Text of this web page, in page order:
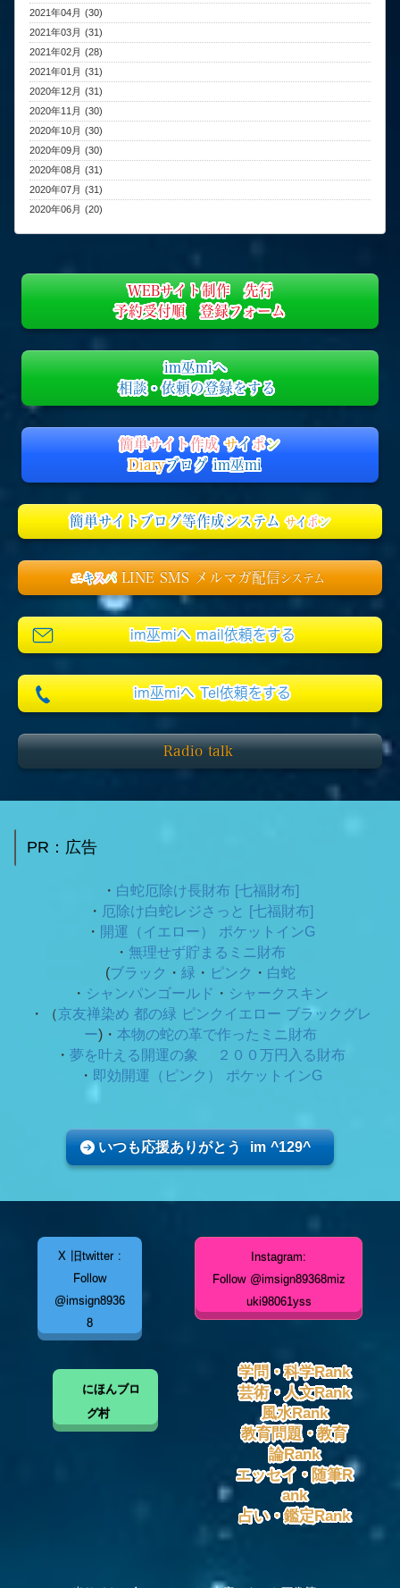
2021年04月 (30)
2021年03月 (31)
2021年02月 (28)
2021年01月 (31)
2020年12月 (31)
2020年11月 (30)
2020年10月 (30)
2020年09月 (30)
2020年08月 (31)
2020年07月 (31)
2020年06月 (20)
WEBサイト制作 先行
予約受付順 登録フォーム
im巫miへ
相談・依頼の登録をする
簡単サイト作成サイポン
Diaryブログ im巫mi
簡単サイトブログ等作成システム サイポン
エキスパ LINE SMS メルマガ配信システム
im巫miへ mail依頼をする
im巫miへ Tel依頼をする
Radio talk
PR：広告
・ 白蛇厄除け長財布 [七福財布]
・ 厄除け白蛇レジさっと [七福財布]
・ 開運（イエロー） ポケットインG
・ 無理せず貯まるミニ財布
(ブラック ・ 緑 ・ ピンク ・ 白蛇
・ シャンパンゴールド ・ シャークスキン
・（京友禅染め 都の緑 ピンクイエロー ブラックグレ
ー)・ 本物の蛇の革で作ったミニ財布
・ 夢を叶える開運の象 ２００万円入る財布
・ 即効開運（ピンク） ポケットインG
いつも応援ありがとう im ^129^
X 旧twitter :
Follow
@imsign8936
8
Instagram:
Follow @imsign89368miz
uki98061yss
にほんブロ
グ村
学問・科学Rank
芸術・人文Rank
風水Rank
教育問題・教育
論Rank
エッセイ・随筆R
ank
占い・鑑定Rank